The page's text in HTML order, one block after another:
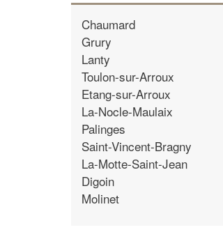
Chaumard
Grury
Lanty
Toulon-sur-Arroux
Etang-sur-Arroux
La-Nocle-Maulaix
Palinges
Saint-Vincent-Bragny
La-Motte-Saint-Jean
Digoin
Molinet